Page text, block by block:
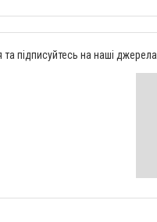
та підписуйтесь на наші джерела